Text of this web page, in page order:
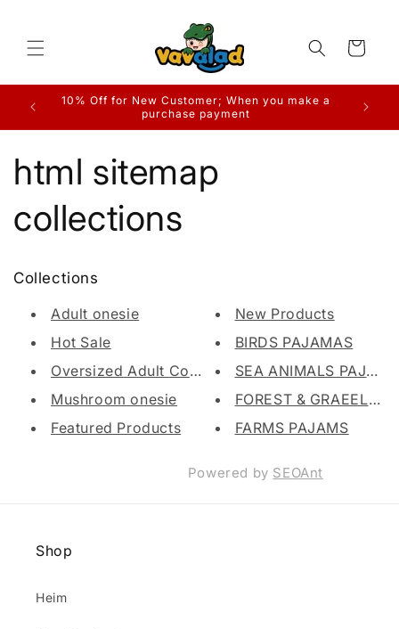
Warenkorb
10% Off for New Customer; When you make a
purchase payment
html sitemap
collections
Collections
Adult onesie
Hot Sale
Oversized Adult Costume
Mushroom onesie
Featured Products
New Products
BIRDS PAJAMAS
SEA ANIMALS
FARMS PAJAMS
Powered by SEOAnt
Shop
Heim